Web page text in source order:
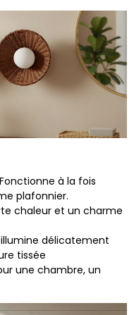
à la fois
plafonnier.
chaleur et un charme
délicatement
tissée
une chambre, un